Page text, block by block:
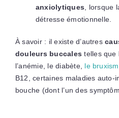
anxiolytiques , lorsque
détresse émotionnelle.
À savoir : il existe d’autres
douleurs buccales telles que
l’anémie, le diabète, le
B12, certaines maladies auto-
bouche (dont l’un des